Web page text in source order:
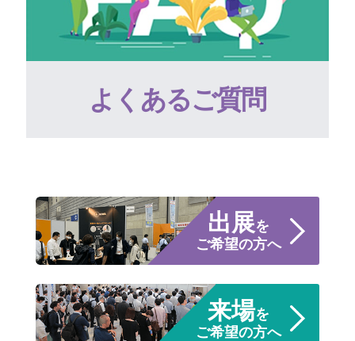
よくあるご質問
出展を
ご希望の方へ
来場を
ご希望の方へ